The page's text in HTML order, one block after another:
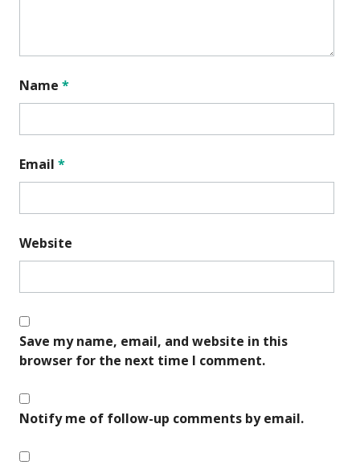
Name *
Email *
Website
Save my name, email, and website in this
browser for the next time I comment.
Notify me of follow-up comments by email.